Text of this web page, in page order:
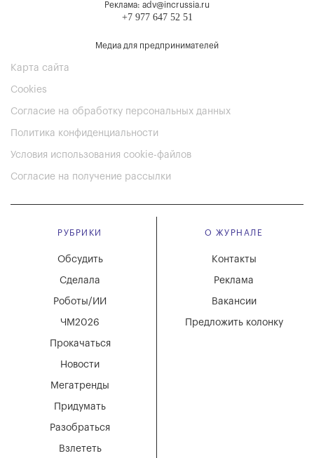
Реклама: adv@incrussia.ru
+7 977 647 52 51
Медиа для предпринимателей
Карта сайта
Cookies
Согласие на обработку персональных данных
Политика конфиденциальности
Условия использования cookie-файлов
Согласие на получение рассылки
РУБРИКИ
Мегатренды
Придумать
Разобраться
Взлететь
Новости
Обсудить
Сделала
Роботы/ИИ
ЧМ2026
Прокачаться
О ЖУРНАЛЕ
Вакансии
Реклама
Контакты
Предложить колонку